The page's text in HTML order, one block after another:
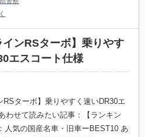
インRSターボ】乗りやす
エスコート仕様
RSターボ】乗りやすく速いDR30エ
わせて読みたい記事：【ランキン
人気の国産名車・旧車ーBEST10 あ